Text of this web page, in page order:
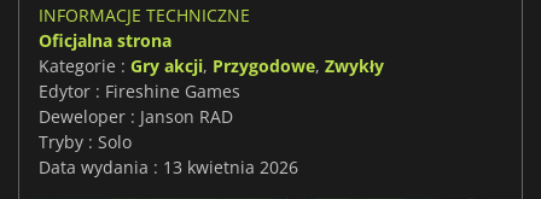
INFORMACJE TECHNICZNE
Oficjalna strona
Kategorie : Gry akcji, Przygodowe, Zwykły
Edytor : Fireshine Games
Deweloper : Janson RAD
Tryby : Solo
Data wydania : 13 kwietnia 2026